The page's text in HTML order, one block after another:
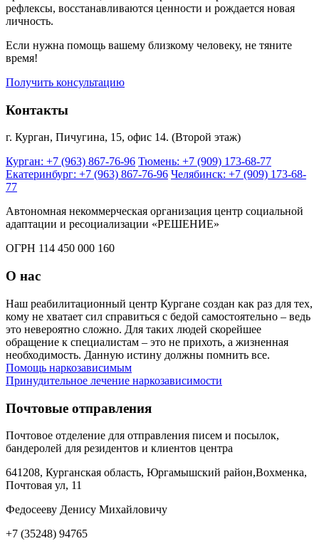
рефлексы, восстанавливаются ценности и рождается новая
личность.
Если нужна помощь вашему близкому человеку, не тяните
время!
Получить консультацию
Контакты
г. Курган, Пичугина, 15, офис 14. (Второй этаж)
Курган: +7 (963) 867-76-96 Тюмень: +7 (909) 173-68-77
Екатеринбург: +7 (963) 867-76-96 Челябинск: +7 (909) 173-68-
77
Автономная некоммерческая организация центр социальной
адаптации и ресоциализации «РЕШЕНИЕ»
ОГРН 114 450 000 160
О нас
Наш реабилитационный центр Кургане создан как раз для тех,
кому не хватает сил справиться с бедой самостоятельно – ведь
это невероятно сложно. Для таких людей скорейшее
обращение к специалистам – это не прихоть, а жизненная
необходимость. Данную истину должны помнить все.
Помощь наркозависимым
Принудительное лечение наркозависимости
Почтовые отправления
Почтовое отделение для отправления писем и посылок,
бандеролей для резидентов и клиентов центра
641208, Курганская область, Юргамышский район,Вохменка,
Почтовая ул, 11
Федосееву Денису Михайловичу
+7 (35248) 94765